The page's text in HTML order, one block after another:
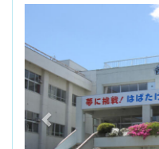
i
o
u
s